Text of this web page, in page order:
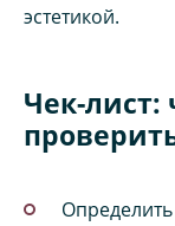
эстетикой.
Чек-лист: